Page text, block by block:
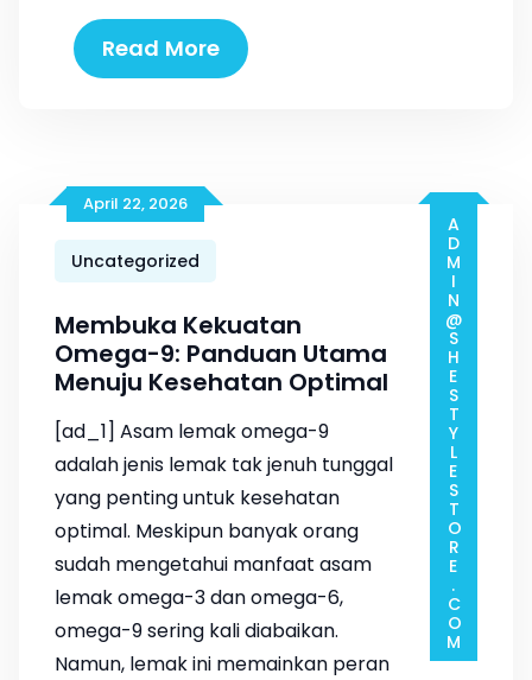
Read More
April 22, 2026
Uncategorized
Membuka Kekuatan
Omega-9: Panduan Utama
Menuju Kesehatan Optimal
[ad_1] Asam lemak omega-9
adalah jenis lemak tak jenuh tunggal
yang penting untuk kesehatan
optimal. Meskipun banyak orang
sudah mengetahui manfaat asam
lemak omega-3 dan omega-6,
omega-9 sering kali diabaikan.
Namun, lemak ini memainkan peran
ADMIN@SHESTYLESTORE.COM